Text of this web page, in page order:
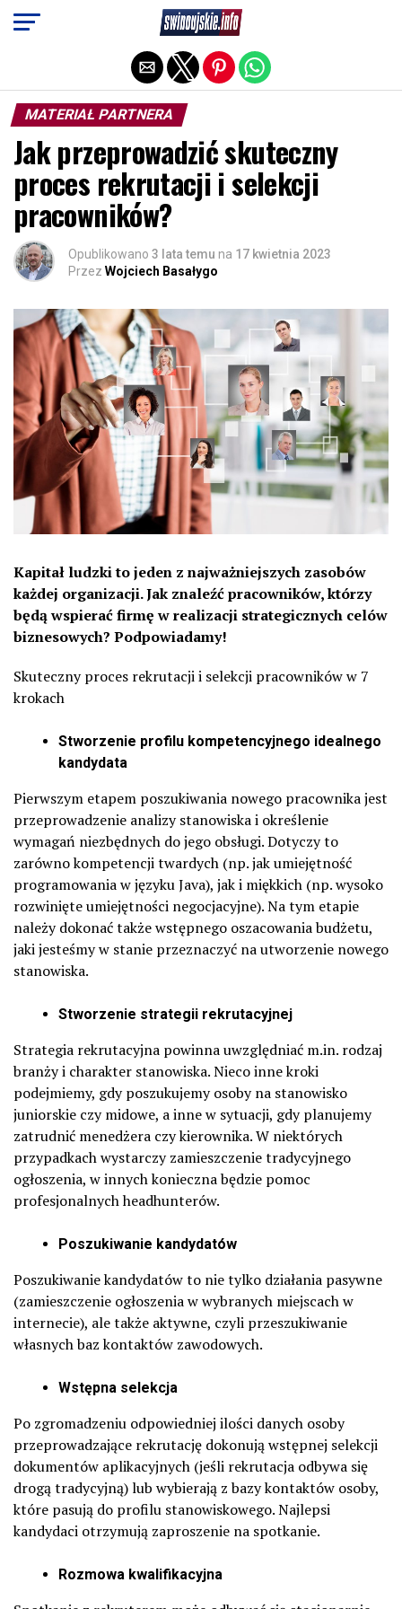
MATERIAŁ PARTNERA
Jak przeprowadzić skuteczny
proces rekrutacji i selekcji
pracowników?
Opublikowano 3 lata temu na 17 kwietnia 2023
Przez Wojciech Basałygo
Kapitał ludzki to jeden z najważniejszych zasobów
każdej organizacji. Jak znaleźć pracowników, którzy
będą wspierać firmę w realizacji strategicznych celów
biznesowych? Podpowiadamy!
Skuteczny proces rekrutacji i selekcji pracowników w 7
krokach
Stworzenie profilu kompetencyjnego idealnego
kandydata
Pierwszym etapem poszukiwania nowego pracownika jest
przeprowadzenie analizy stanowiska i określenie
wymagań niezbędnych do jego obsługi. Dotyczy to
zarówno kompetencji twardych (np. jak umiejętność
programowania w języku Java), jak i miękkich (np. wysoko
rozwinięte umiejętności negocjacyjne). Na tym etapie
należy dokonać także wstępnego oszacowania budżetu,
jaki jesteśmy w stanie przeznaczyć na utworzenie nowego
stanowiska.
Stworzenie strategii rekrutacyjnej
Strategia rekrutacyjna powinna uwzględniać m.in. rodzaj
branży i charakter stanowiska. Nieco inne kroki
podejmiemy, gdy poszukujemy osoby na stanowisko
juniorskie czy midowe, a inne w sytuacji, gdy planujemy
zatrudnić menedżera czy kierownika. W niektórych
przypadkach wystarczy zamieszczenie tradycyjnego
ogłoszenia, w innych konieczna będzie pomoc
profesjonalnych headhunterów.
Poszukiwanie kandydatów
Poszukiwanie kandydatów to nie tylko działania pasywne
(zamieszczenie ogłoszenia w wybranych miejscach w
internecie), ale także aktywne, czyli przeszukiwanie
własnych baz kontaktów zawodowych.
Wstępna selekcja
Po zgromadzeniu odpowiedniej ilości danych osoby
przeprowadzające rekrutację dokonują wstępnej selekcji
dokumentów aplikacyjnych (jeśli rekrutacja odbywa się
drogą tradycyjną) lub wybierają z bazy kontaktów osoby,
które pasują do profilu stanowiskowego. Najlepsi
kandydaci otrzymują zaproszenie na spotkanie.
Rozmowa kwalifikacyjna
Exit mobile version